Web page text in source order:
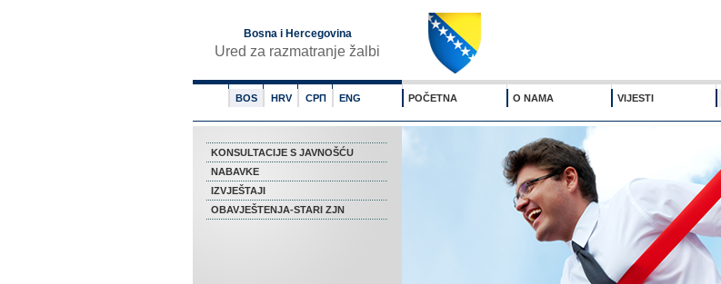
Bosna i Hercegovina
Ured za razmatranje žalbi
BOS HRV СРП ENG POČETNA O NAMA VIJESTI
KONSULTACIJE S JAVNOŠĆU
NABAVKE
IZVJEŠTAJI
OBAVJEŠTENJA-STARI ZJN